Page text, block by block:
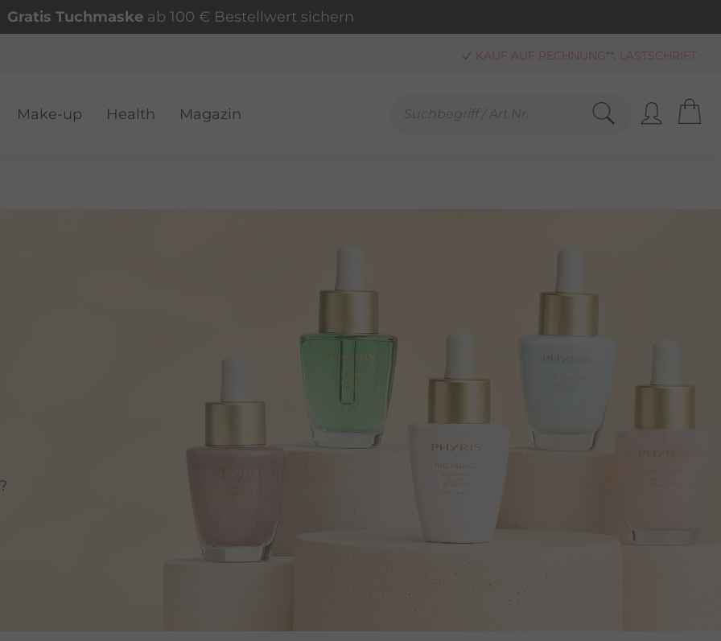
Gratis Tuchmaskeab 100 € Bestellwert sichern
KAUF AUF RECHNUNG**, LASTSCHRIFT
FREUNDLICHER SERVICE 0800-808159
GEPRÜFTER, ZERTIFIZIERTER SHOP
Make-up Health Magazin